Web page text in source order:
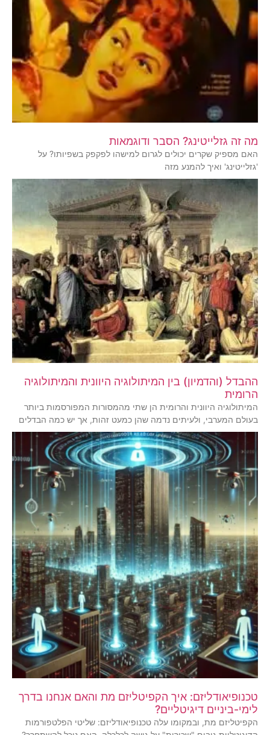
מה זה גזלייטינג? הסבר ודוגמאות
האם מספיק שקרים יכולים לגרום למישהו לפקפק בשפיותו? על
'גזלייטינג' ואיך להמנע מזה
ההבדל (והדמיון) בין המיתולוגיה היוונית והמיתולוגיה
הרומית
המיתולוגיה היוונית והרומית הן שתי מהמסורות המפורסמות ביותר
בעולם המערבי, ולעיתים נדמה שהן כמעט זהות, אך יש כמה הבדלים
טכנופיאודליזם: איך הקפיטליזם מת והאם אנחנו בדרך
לימי-ביניים דיגיטליים?
הקפיטליזם מת, ובמקומו עלה טכנופיאודליזם: שליטי הפלטפורמות